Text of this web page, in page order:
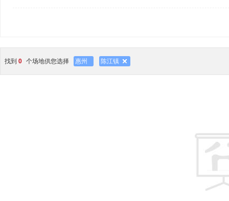
找到 0 个场地供您选择 惠州 陈江镇